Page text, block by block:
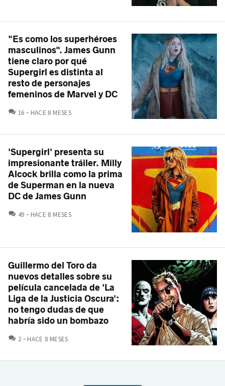
"Es como los superhéroes
masculinos". James Gunn
tiene claro por qué
Supergirl es distinta al
resto de personajes
femeninos de Marvel y DC
16 COMENTARIOS
HACE 8 MESES
'Supergirl' presenta su
impresionante tráiler. Milly
Alcock brilla como la prima
de Superman en la nueva
DC de James Gunn
49 COMENTARIOS
HACE 8 MESES
Guillermo del Toro da
nuevos detalles sobre su
película cancelada de 'La
Liga de la Justicia Oscura':
no tengo dudas de que
habría sido un bombazo
2 COMENTARIOS
HACE 8 MESES